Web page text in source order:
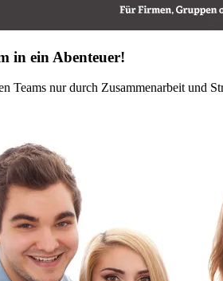
in ein Abenteuer!
Teams nur durch Zusammenarbeit und